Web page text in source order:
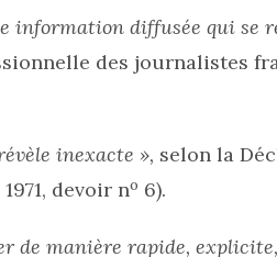
information diffusée qui se
des journalistes
inexacte », selon la
devoir no 6).
de manière rapide,